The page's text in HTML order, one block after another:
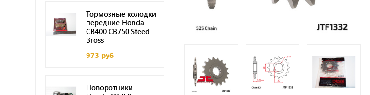
Тормозные колодки
передние Honda
СВ400 CB750 Steed
Bross
973 руб
Поворотники